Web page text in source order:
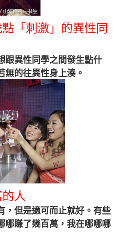
「刺激」的異性同
跟異性同學之間發生點什
無的往異性身上湊。
人
，但是適可而止就好。有些
哪賺了幾百萬，我在哪哪哪